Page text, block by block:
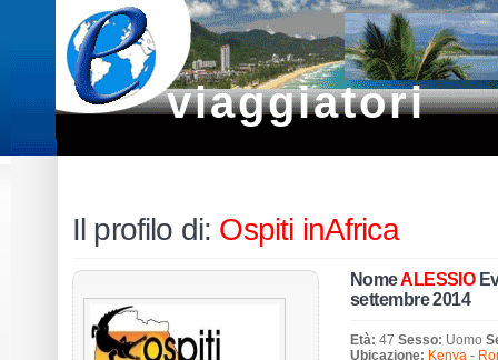
viaggiatori
Il profilo di: Ospiti inAfrica
NomeALESSIO
settembre 2014
Età: 47 Sesso: Uomo
Ubicazione: Kenya -